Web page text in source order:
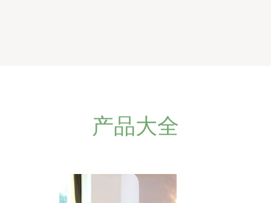
产品大全